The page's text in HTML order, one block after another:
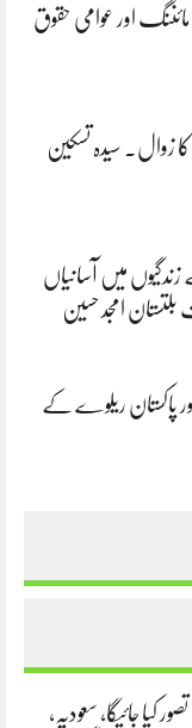
اور عوامی حقوق
کا زوال. سیدہ تسکین
میں آسانیاں
بلتستان امجد حسین
پاکستان ریلوے کے
کیا جائیگا، سعودیہ،